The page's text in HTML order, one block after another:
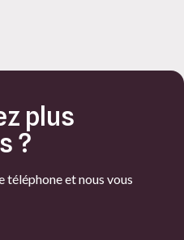
plus
?
téléphone et nous vous